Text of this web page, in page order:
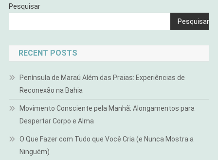
Pesquisar
Pesquisar
RECENT POSTS
Península de Maraú Além das Praias: Experiências de
Reconexão na Bahia
Movimento Consciente pela Manhã: Alongamentos para
Despertar Corpo e Alma
O Que Fazer com Tudo que Você Cria (e Nunca Mostra a
Ninguém)